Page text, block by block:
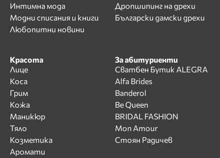
Интимна мода
Модни списания и книги
Любопитни новини
Дропшипинг на дрехи
Български дамски дрехи
Красота
Лице
Коса
Грим
Кожа
Маникюр
Тяло
Козметика
Аромати
За абитуриенти
Сватбен Бутик ALEGRA
Alfa Brides
Banderol
Be Queen
BRIDAL FASHION
Mon Amour
Стоян Радичев